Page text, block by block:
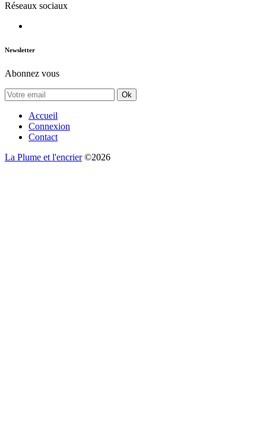
Réseaux sociaux
Newsletter
Abonnez vous
Ok
Accueil
Connexion
Contact
La Plume et l'encrier©2026